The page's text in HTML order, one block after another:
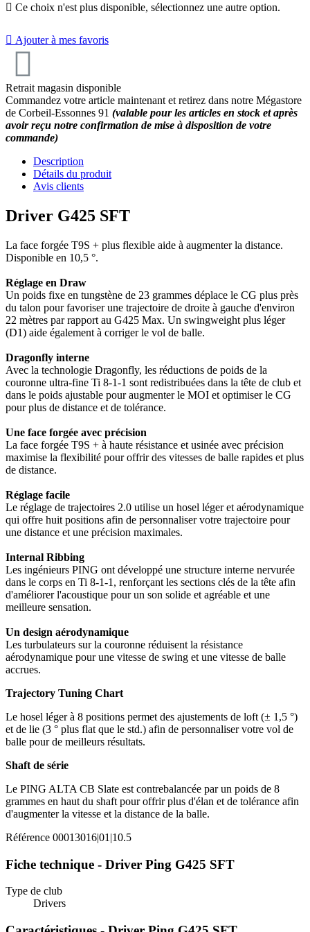
 Ce choix n'est plus disponible, sélectionnez une autre option.
 Ajouter à mes favoris
Retrait magasin disponible
Commandez votre article maintenant et retirez dans notre Mégastore
de Corbeil-Essonnes 91 (valable pour les articles en stock et après
avoir reçu notre confirmation de mise à disposition de votre
commande)
Description
Détails du produit
Avis clients
Driver G425 SFT
La face forgée T9S + plus flexible aide à augmenter la distance.
Disponible en 10,5 °.
Réglage en Draw
Un poids fixe en tungstène de 23 grammes déplace le CG plus près
du talon pour favoriser une trajectoire de droite à gauche d'environ
22 mètres par rapport au G425 Max. Un swingweight plus léger
(D1) aide également à corriger le vol de balle.
Dragonfly interne
Avec la technologie Dragonfly, les réductions de poids de la
couronne ultra-fine Ti 8-1-1 sont redistribuées dans la tête de club et
dans le poids ajustable pour augmenter le MOI et optimiser le CG
pour plus de distance et de tolérance.
Une face forgée avec précision
La face forgée T9S + à haute résistance et usinée avec précision
maximise la flexibilité pour offrir des vitesses de balle rapides et plus
de distance.
Réglage facile
Le réglage de trajectoires 2.0 utilise un hosel léger et aérodynamique
qui offre huit positions afin de personnaliser votre trajectoire pour
une distance et une précision maximales.
Internal Ribbing
Les ingénieurs PING ont développé une structure interne nervurée
dans le corps en Ti 8-1-1, renforçant les sections clés de la tête afin
d'améliorer l'acoustique pour un son solide et agréable et une
meilleure sensation.
Un design aérodynamique
Les turbulateurs sur la couronne réduisent la résistance
aérodynamique pour une vitesse de swing et une vitesse de balle
accrues.
Trajectory Tuning Chart
Le hosel léger à 8 positions permet des ajustements de loft (± 1,5 °)
et de lie (3 ° plus flat que le std.) afin de personnaliser votre vol de
balle pour de meilleurs résultats.
Shaft de série
Le PING ALTA CB Slate est contrebalancée par un poids de 8
grammes en haut du shaft pour offrir plus d'élan et de tolérance afin
d'augmenter la vitesse et la distance de la balle.
Référence 00013016|01|10.5
Fiche technique - Driver Ping G425 SFT
Type de club
Drivers